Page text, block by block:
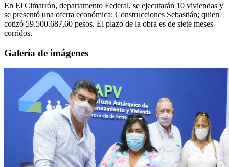
En El Cimarrón, departamento Federal, se ejecutarán 10 viviendas y
se presentó una oferta económica: Construcciones Sebastián; quien
cotizó 59.500.687,60 pesos. El plazo de la obra es de siete meses
corridos.
Galería de imágenes